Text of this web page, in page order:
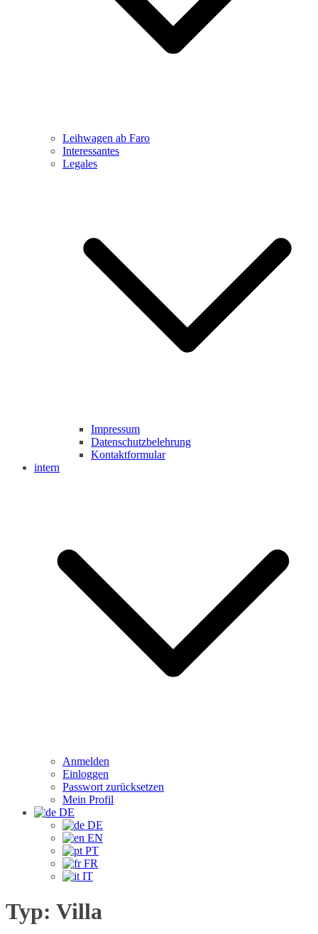
Leihwagen ab Faro
Interessantes
Legales
Impressum
Datenschutzbelehrung
Kontaktformular
intern
Anmelden
Einloggen
Passwort zurücksetzen
Mein Profil
DE
DE
EN
PT
FR
IT
Typ: Villa